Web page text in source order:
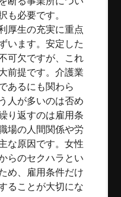
も必要です。
厚生の充実に重点
います。安定した
可欠ですが、これ
前提です。介護業
あるにも関わら
人が多いのは否め
り返すのは雇用条
場の人間関係や労
な原因です。女性
らのセクハラとい
め、雇用条件だけ
ることが大切にな